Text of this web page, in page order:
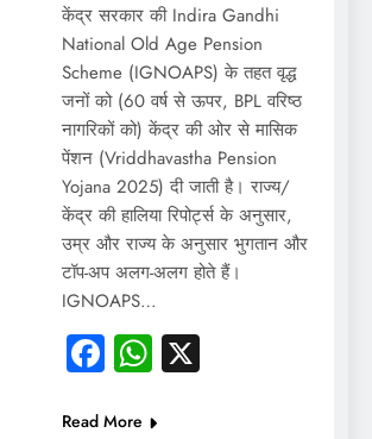
केंद्र सरकार की Indira Gandhi
National Old Age Pension
Scheme (IGNOAPS) के तहत वृद्ध
जनों को (60 वर्ष से ऊपर, BPL वरिष्ठ
नागरिकों को) केंद्र की ओर से मासिक
पेंशन (Vriddhavastha Pension
Yojana 2025) दी जाती है। राज्य/
केंद्र की हालिया रिपोर्ट्स के अनुसार,
उम्र और राज्य के अनुसार भुगतान और
टॉप-अप अलग-अलग होते हैं।
IGNOAPS…
Facebook
WhatsApp
X
Read More